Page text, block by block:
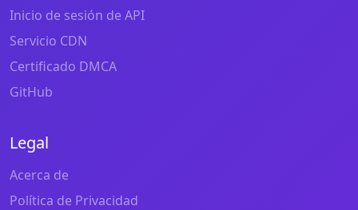
Inicio de sesión de API
Servicio CDN
Certificado DMCA
GitHub
Legal
Acerca de
Política de Privacidad